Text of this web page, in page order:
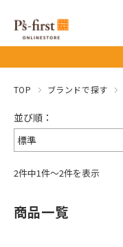
TOP ブランドで探す
2件中1件～2件を表示
商品一覧